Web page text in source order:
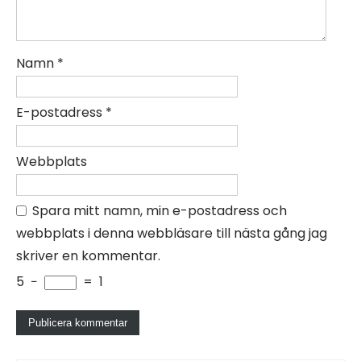
Namn *
E-postadress *
Webbplats
Spara mitt namn, min e-postadress och
webbplats i denna webbläsare till nästa gång jag
skriver en kommentar.
5 − = 1